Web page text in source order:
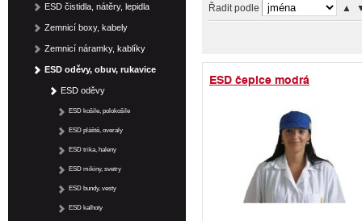
Řadit podle ▲
ESD čepice modrá
ESD čistidla, nátěry, lepidla
Zemnicí boxy, kabely
Zemnicí náramky, kablíky
ESD oděvy, obuv, rukavice
ESD oděvy
ESD košile, polokošile
ESD pláště, overaly
ESD trika, haleny
ESD mikiny, svetry
ESD bundy, vesty
ESD kalhoty